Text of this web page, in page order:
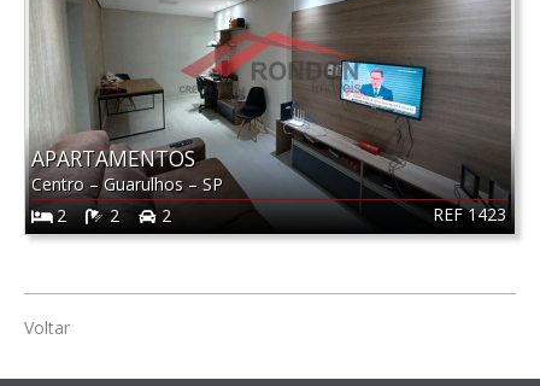
REF 1423
APARTAMENTOS
Centro–Guarulhos – SP
2
2 2
Voltar